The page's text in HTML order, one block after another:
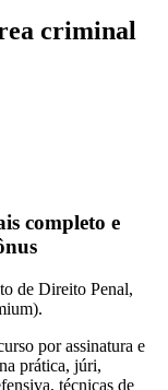
criminal
completo e
de Direito Penal,
por assinatura e
prática, júri,
técnicas de